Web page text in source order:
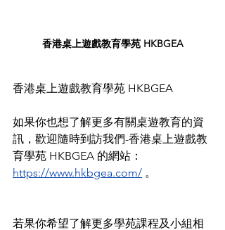
香港桌上遊戲教育學苑 HKBGEA
香港桌上遊戲教育學苑 HKBGEA
如果你也想了解更多有關桌遊教育的資
訊，歡迎隨時到訪我們-香港桌上遊戲教
育學苑 HKBGEA 的網站：
https://www.hkbgea.com/ 。
若果你希望了解更多學苑課程及小組相